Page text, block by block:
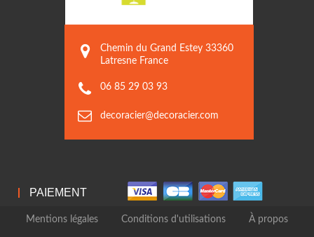
Chemin du Grand Estey 33360
Latresne France
06 85 29 03 93
decoracier@decoracier.com
PAIEMENT
Mentions légales Conditions d'utilisations À propos